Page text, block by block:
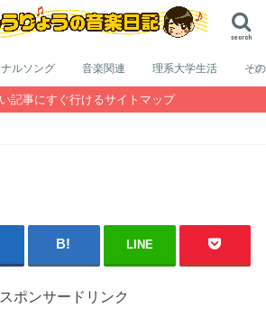
search
ルソング 音楽関連 理系大学生活 そ
記事にすぐ行けるサイトマップ
LINE
スポンサードリンク